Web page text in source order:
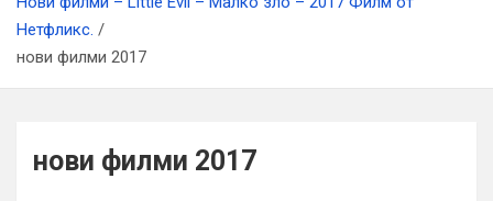
Нетфликс.
нови филми 2017
нови филми 2017